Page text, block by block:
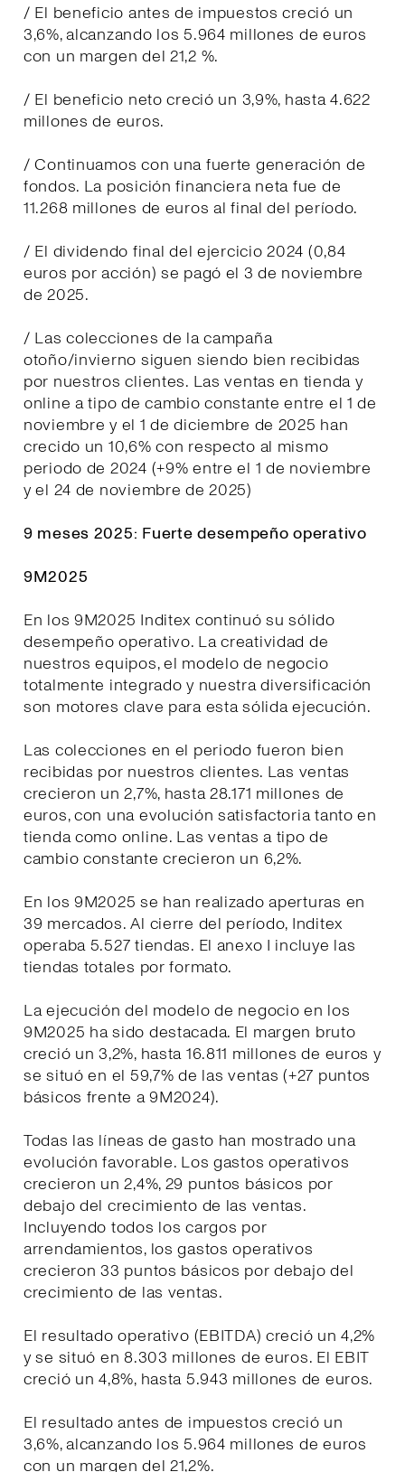
/ El beneficio antes de impuestos creció un
3,6%, alcanzando los 5.964 millones de euros
con un margen del 21,2 %.
/ El beneficio neto creció un 3,9%, hasta 4.622
millones de euros.
/ Continuamos con una fuerte generación de
fondos. La posición financiera neta fue de
11.268 millones de euros al final del período.
/ El dividendo final del ejercicio 2024 (0,84
euros por acción) se pagó el 3 de noviembre
de 2025.
/ Las colecciones de la campaña
otoño/invierno siguen siendo bien recibidas
por nuestros clientes. Las ventas en tienda y
online a tipo de cambio constante entre el 1 de
noviembre y el 1 de diciembre de 2025 han
crecido un 10,6% con respecto al mismo
periodo de 2024 (+9% entre el 1 de noviembre
y el 24 de noviembre de 2025)
9 meses 2025: Fuerte desempeño operativo
9M2025
En los 9M2025 Inditex continuó su sólido
desempeño operativo. La creatividad de
nuestros equipos, el modelo de negocio
totalmente integrado y nuestra diversificación
son motores clave para esta sólida ejecución.
Las colecciones en el periodo fueron bien
recibidas por nuestros clientes. Las ventas
crecieron un 2,7%, hasta 28.171 millones de
euros, con una evolución satisfactoria tanto en
tienda como online. Las ventas a tipo de
cambio constante crecieron un 6,2%.
En los 9M2025 se han realizado aperturas en
39 mercados. Al cierre del período, Inditex
operaba 5.527 tiendas. El anexo I incluye las
tiendas totales por formato.
La ejecución del modelo de negocio en los
9M2025 ha sido destacada. El margen bruto
creció un 3,2%, hasta 16.811 millones de euros y
se situó en el 59,7% de las ventas (+27 puntos
básicos frente a 9M2024).
Todas las líneas de gasto han mostrado una
evolución favorable. Los gastos operativos
crecieron un 2,4%, 29 puntos básicos por
debajo del crecimiento de las ventas.
Incluyendo todos los cargos por
arrendamientos, los gastos operativos
crecieron 33 puntos básicos por debajo del
crecimiento de las ventas.
El resultado operativo (EBITDA) creció un 4,2%
y se situó en 8.303 millones de euros. El EBIT
creció un 4,8%, hasta 5.943 millones de euros.
El resultado antes de impuestos creció un
3,6%, alcanzando los 5.964 millones de euros
con un margen del 21,2%.